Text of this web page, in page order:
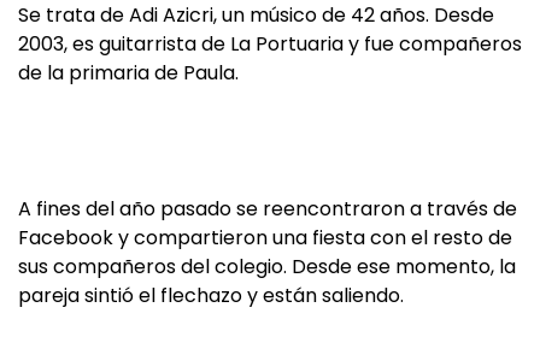
Se trata de Adi Azicri, un músico de 42 años. Desde
2003, es guitarrista de La Portuaria y fue compañeros
de la primaria de Paula.
A fines del año pasado se reencontraron a través de
Facebook y compartieron una fiesta con el resto de
sus compañeros del colegio. Desde ese momento, la
pareja sintió el flechazo y están saliendo.